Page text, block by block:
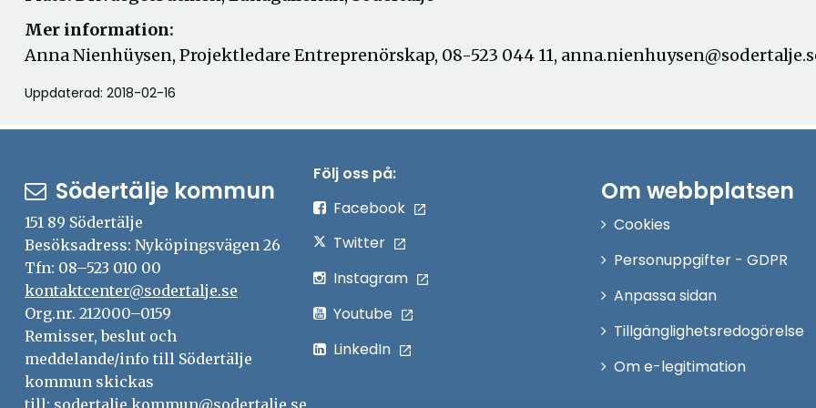
Mer information:
Anna Nienhüysen, Projektledare Entreprenörskap, 08-523 044 11,
Uppdaterad: 2018-02-16
Södertälje kommun
151 89 Södertälje
Besöksadress: Nyköpingsvägen 26
Tfn: 08–523 010 00
kontaktcenter@sodertalje.se
Org.nr. 212000–0159
Remisser, beslut och
meddelande/info till Södertälje
kommun skickas
till: sodertalje.kommun@sodertalje.se
Följ oss på:
Facebook
Twitter
Instagram
Youtube
LinkedIn
Om webbplatsen
Cookies
Personuppgifter - GDPR
Anpassa sidan
Tillgänglighetsredogörelse
Om e-legitimation